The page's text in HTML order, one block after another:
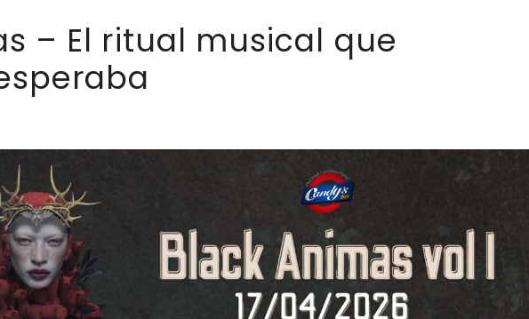
a
m
a
d
s
a
rt
ir
– El ritual musical que